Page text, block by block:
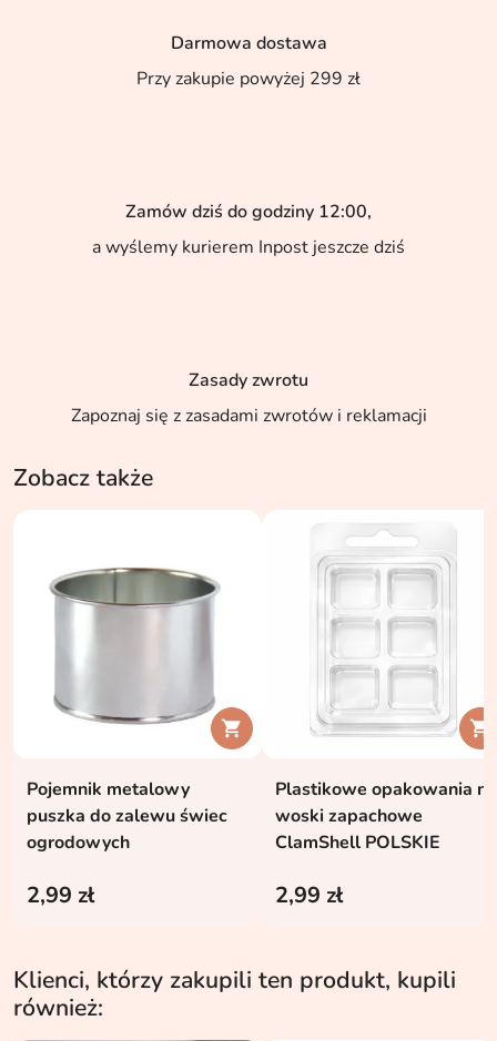
Darmowa dostawa
Przy zakupie powyżej 299 zł
Zamów dziś do godziny 12:00,
a wyślemy kurierem Inpost jeszcze dziś
Zasady zwrotu
Zapoznaj się z zasadami zwrotów i reklamacji
Zobacz także

Pojemnik metalowy
puszka do zalewu świec
ogrodowych
2,99 zł

Plastikowe opakowania na
woski zapachowe
ClamShell POLSKIE
2,99 zł
Klienci, którzy zakupili ten produkt, kupili
również: